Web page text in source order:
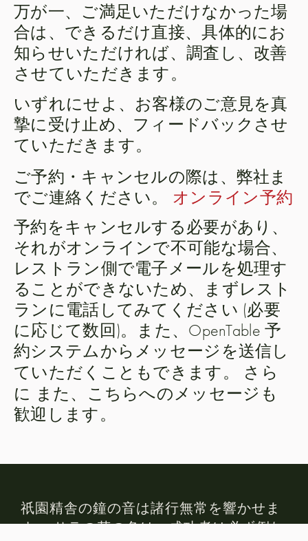
万が一、ご満足いただけなかった場
合は、できるだけ直接、具体的にお
知らせいただければ、調査し、改善
させていただきます。
いずれにせよ、お客様のご意見を真
摯に受け止め、フィードバックさせ
ていただきます。
ご予約・キャンセルの際は、弊社ま
でご連絡ください。 オンライン予約
予約をキャンセルする必要があり、
それがオンラインで不可能な場合、
レストラン側で電子メールを処理す
ることができないため、まずレスト
ランに電話してみてください (必要
に応じて数回)。また、OpenTable 予
約システムからメッセージを送信し
ていただくこともできます。 さら
に また、こちらへのメッセージも
歓迎します。
祇園精舎の鐘の音は諸行無常を響かせま
す。 サラの花の色は、成功者は必ず倒れ